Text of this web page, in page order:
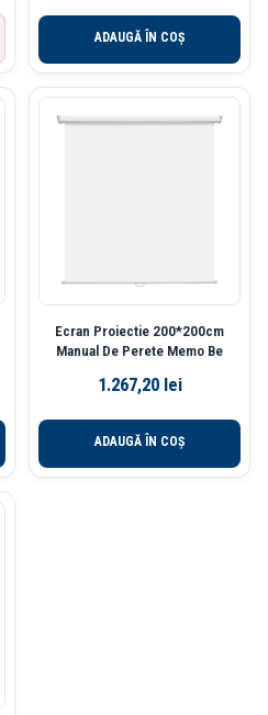
ADAUGĂ ÎN COȘ
Ecran Proiectie 200*200cm
Manual De Perete Memo Be
1.267,20 lei
ADAUGĂ ÎN COȘ